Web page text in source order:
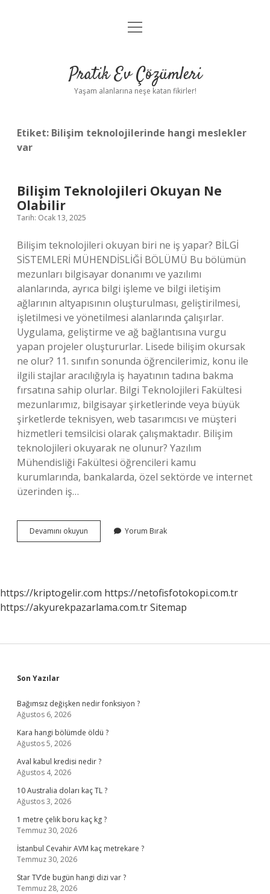
Anasayfa
Yasal Uyarı
menüyü
Pratik Ev Çözümleri
Yaşam alanlarına neşe katan fikirler!
Etiket: Bilişim teknolojilerinde hangi meslekler
var
Bilişim Teknolojileri Okuyan Ne
Olabilir
Tarih: Ocak 13, 2025
Bilişim teknolojileri okuyan biri ne iş yapar? BİLGİ
SİSTEMLERİ MÜHENDİSLİĞİ BÖLÜMÜ Bu bölümün
mezunları bilgisayar donanımı ve yazılımı
alanlarında, ayrıca bilgi işleme ve bilgi iletişim
ağlarının altyapısının oluşturulması, geliştirilmesi,
işletilmesi ve yönetilmesi alanlarında çalışırlar.
Uygulama, geliştirme ve ağ bağlantısına vurgu
yapan projeler oluştururlar. Lisede bilişim okursak
ne olur? 11. sınıfın sonunda öğrencilerimiz, konu ile
ilgili stajlar aracılığıyla iş hayatının tadına bakma
fırsatına sahip olurlar. Bilgi Teknolojileri Fakültesi
mezunlarımız, bilgisayar şirketlerinde veya büyük
şirketlerde teknisyen, web tasarımcısı ve müşteri
hizmetleri temsilcisi olarak çalışmaktadır. Bilişim
teknolojileri okuyarak ne olunur? Yazılım
Mühendisliği Fakültesi öğrencileri kamu
kurumlarında, bankalarda, özel sektörde ve internet
üzerinden iş…
Devamını okuyun
Teknolojileri
Yorum Bırak
https://kriptogelir.com https://netofisfotokopi.com.tr
https://akyurekpazarlama.com.trSitemap
Sidebar
Son Yazılar
Bağımsız değişken nedir fonksiyon ?
Ağustos 6, 2026
Kara hangi bölümde öldü ?
Ağustos 5, 2026
Aval kabul kredisi nedir ?
Ağustos 4, 2026
10 Australia doları kaç TL ?
Ağustos 3, 2026
1 metre çelik boru kaç kg ?
Temmuz 30, 2026
İstanbul Cevahir AVM kaç metrekare ?
Temmuz 30, 2026
Star TV’de bugün hangi dizi var ?
Temmuz 28, 2026